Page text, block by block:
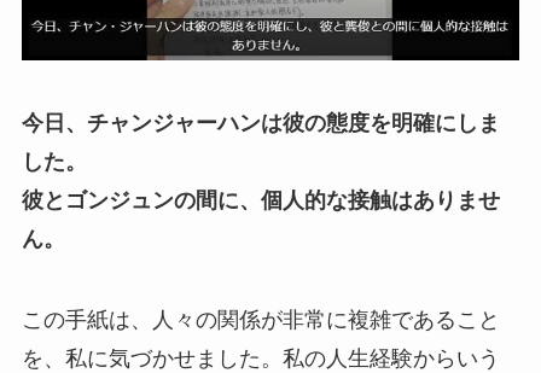
今日、チャンジャーハンは彼の態度を明確にしま
した。
彼とゴンジュンの間に、個人的な接触はありませ
ん。
この手紙は、人々の関係が非常に複雑であること
を、私に気づかせました。私の人生経験からいう